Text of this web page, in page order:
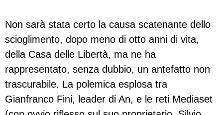
Non sarà stata certo la causa scatenante dello
scioglimento, dopo meno di otto anni di vita,
della Casa delle Libertà, ma ne ha
rappresentato, senza dubbio, un antefatto non
trascurabile. La polemica esplosa tra
Gianfranco Fini, leader di An, e le reti Mediaset